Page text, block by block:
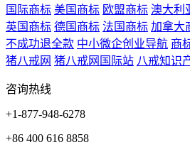
国际商标 美国商标 欧盟商标 澳大利
英国商标 德国商标 法国商标 加拿大
不成功退全款 中小微企创业导航 商
猪八戒网 猪八戒网国际站 八戒知识
咨询热线
+1-877-948-6278
+86 400 616 8858